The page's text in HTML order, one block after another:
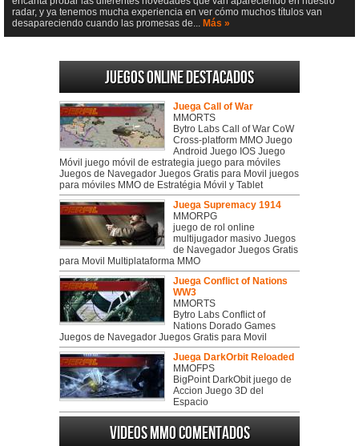
radar, y ya tenemos mucha experiencia en ver cómo muchos títulos van
desapareciendo cuando las promesas de... Más »
Juegos online destacados
Juega Call of War
MMORTS
Bytro Labs Call of War CoW
Cross-platform MMO Juego
Android Juego IOS Juego
Móvil juego móvil de estrategia juego para móviles
Juegos de Navegador Juegos Gratis para Movil juegos
para móviles MMO de Estratégia Móvil y Tablet
Juega Supremacy 1914
MMORPG
juego de rol online
multijugador masivo Juegos
de Navegador Juegos Gratis
para Movil Multiplataforma MMO
Juega Conflict of Nations
WW3
MMORTS
Bytro Labs Conflict of
Nations Dorado Games
Juegos de Navegador Juegos Gratis para Movil
Juega DarkOrbit Reloaded
MMOFPS
BigPoint DarkObit juego de
Accion Juego 3D del
Espacio
Videos MMO Comentados